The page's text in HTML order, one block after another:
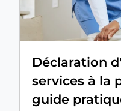
Déclaration
services à la
guide
déclarer votre
Personne
profiter
d'avantages